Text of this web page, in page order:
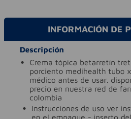
INFORMACIÓN DE
Descripción
crema tópica betarretín tretinoína tópica 0.05
porciento medihealth tubo
médico antes de usar.
precio en nuestra red de
colombia
instrucciones de uso ver
en el empaque - inserto